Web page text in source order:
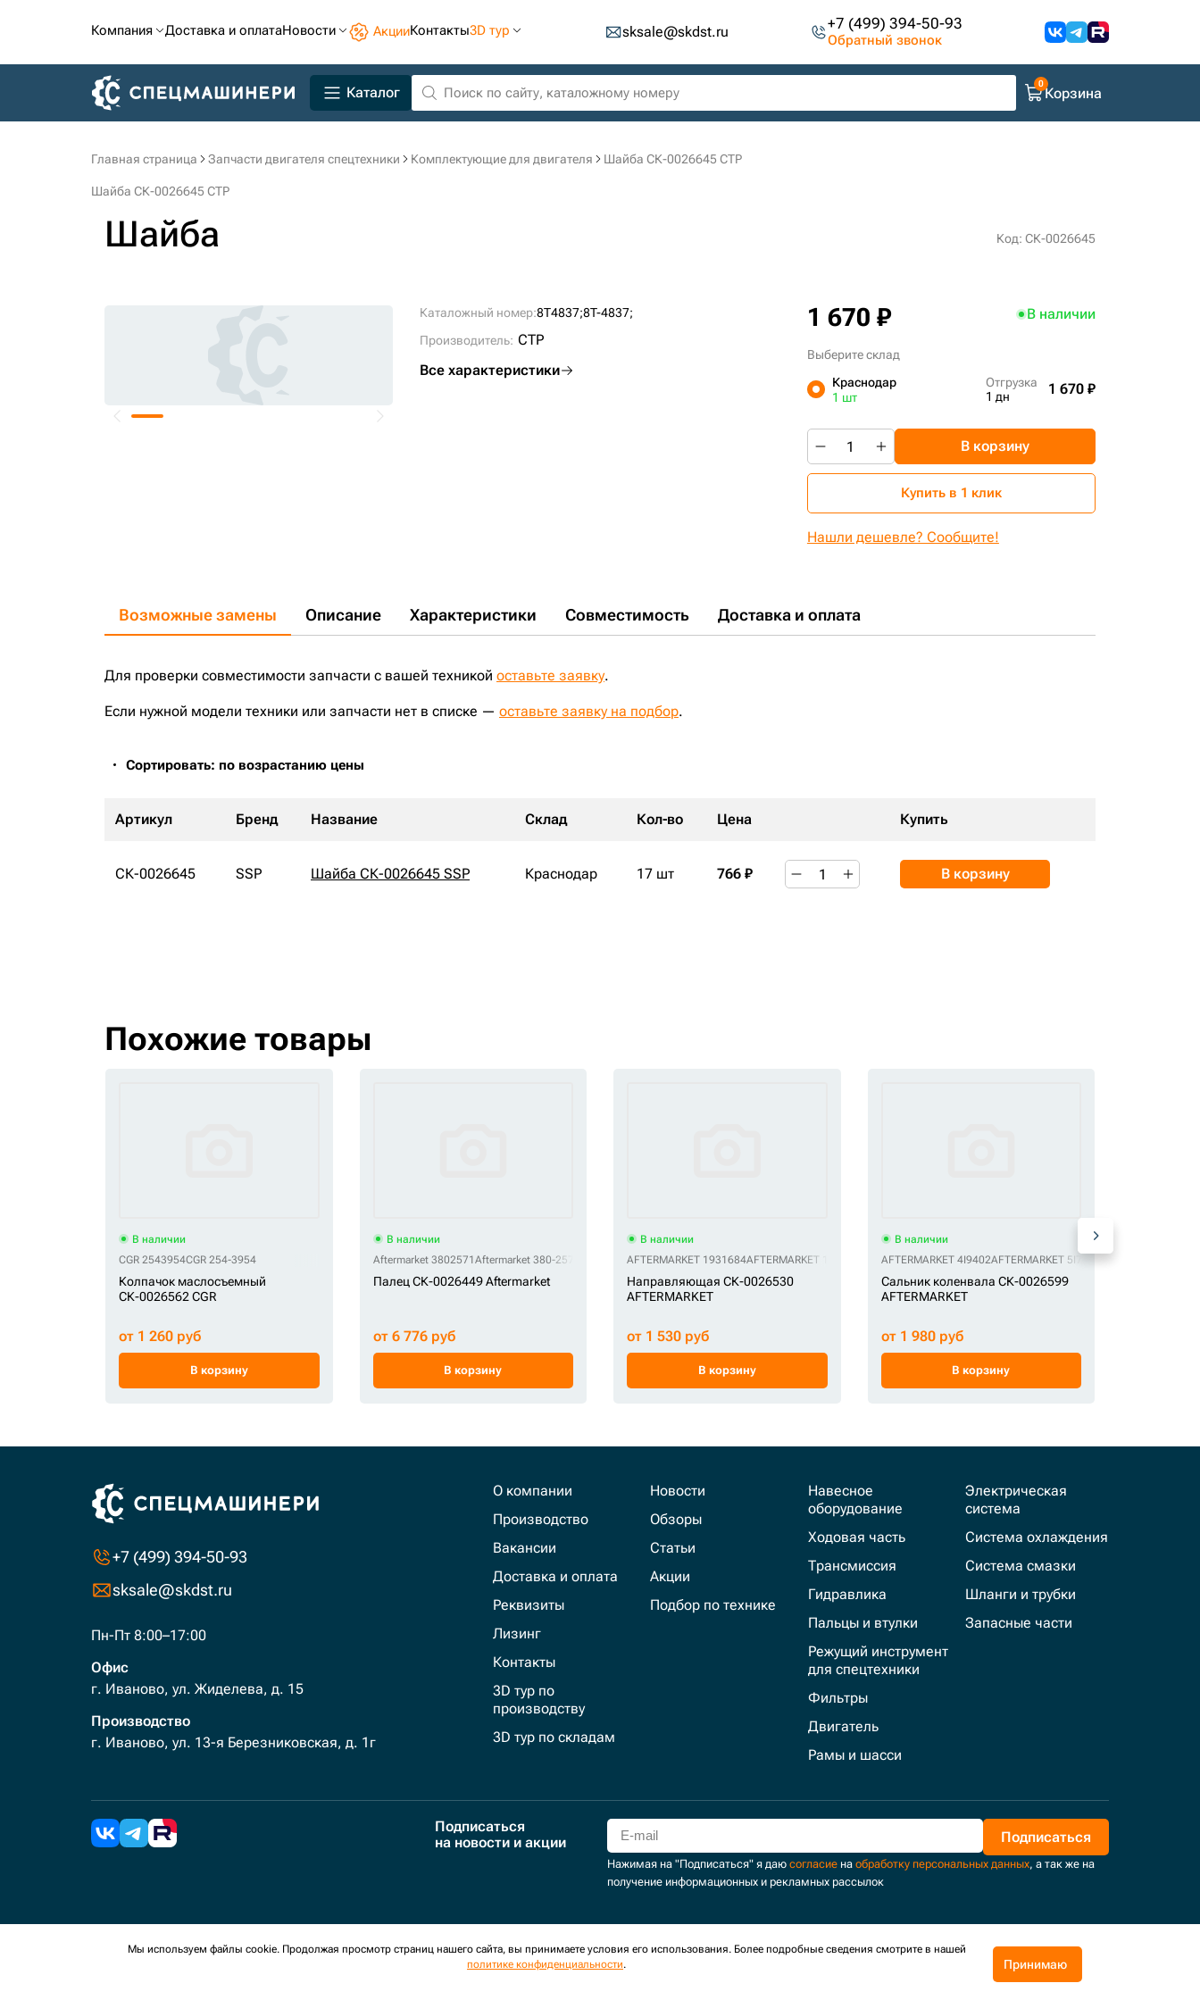
Компания Доставка и оплатаНовости АкцииКонтакты3D тур sksale@skdst.ru +7 (499) 394-50-93
Обратный звонок
Каталог Корзина
Главная страница Запчасти двигателя спецтехники Комплектующие для двигателя Шайба СК-0026645 CTP
Шайба СК-0026645 CTP
Шайба Код: СК-0026645
Каталожный номер:8T4837;8T-4837;
Производитель: CTP
Все характеристики
1 670 ₽ В наличии
Выберите склад
Краснодар
1 шт
Отгрузка
1 дн
1 670 ₽
В корзину
Купить в 1 клик
Нашли дешевле? Сообщите!
Возможные замены Описание Характеристики Совместимость Доставка и оплата
Для проверки совместимости запчасти с вашей техникой оставьте заявку.
Если нужной модели техники или запчасти нет в списке — оставьте заявку на подбор.
Сортировать: по возрастанию цены
Артикул Бренд Название Склад Кол-во Цена Купить
СК-0026645 SSP Шайба СК-0026645 SSP Краснодар 17 шт 766 ₽ В корзину
Похожие товары
В наличии
CGR 2543954CGR 254-3954
Колпачок маслосъемный
СК-0026562 CGR
от 1 260 руб
В корзину
В наличии
Aftermarket 3802571Aftermarket 380-2571
Палец СК-0026449 Aftermarket
от 6 776 руб
В корзину
В наличии
AFTERMARKET 1931684AFTERMARKET 193-1684
Направляющая СК-0026530
AFTERMARKET
от 1 530 руб
В корзину
В наличии
AFTERMARKET 4I9402AFTERMARKET 5I7656
Сальник коленвала СК-0026599
AFTERMARKET
от 1 980 руб
В корзину
+7 (499) 394-50-93
sksale@skdst.ru
Пн-Пт 8:00–17:00
Офис
г. Иваново, ул. Жиделева, д. 15
Производство
г. Иваново, ул. 13-я Березниковская, д. 1г
О компании
Производство
Вакансии
Доставка и оплата
Реквизиты
Лизинг
Контакты
3D тур по
производству
3D тур по складам
Новости
Обзоры
Статьи
Акции
Подбор по технике
Навесное
оборудование
Ходовая часть
Трансмиссия
Гидравлика
Пальцы и втулки
Режущий инструмент
для спецтехники
Фильтры
Двигатель
Рамы и шасси
Электрическая
система
Система охлаждения
Система смазки
Шланги и трубки
Запасные части
Подписаться
на новости и акции
Подписаться
Нажимая на "Подписаться" я даю согласиена обработку персональных данных, а так же на
получение информационных и рекламных рассылок
2026 Все права защищены. Мы используем cookies для сбора обезличенных персональных данных. Оставаясь на
Поддержка и развитие
Мы используем файлы cookie. Продолжая просмотр страниц нашего сайта, вы принимаете условия его использования. Более подробные сведения смотрите в нашей
политике конфиденциальности. Принимаю